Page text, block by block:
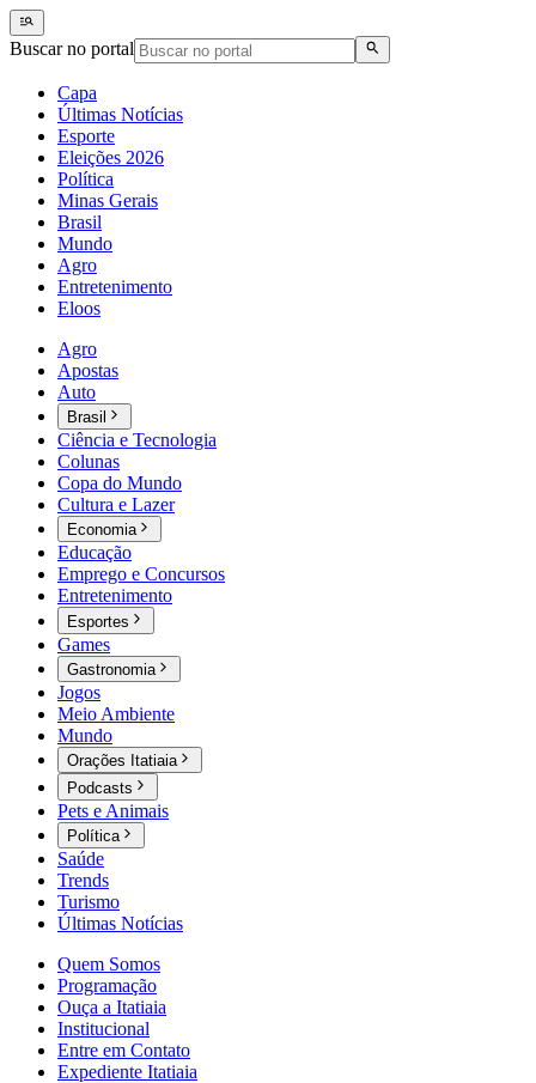
Buscar no portal
Capa
Últimas Notícias
Esporte
Eleições 2026
Política
Minas Gerais
Brasil
Mundo
Agro
Entretenimento
Eloos
Agro
Apostas
Auto
Brasil
Ciência e Tecnologia
Colunas
Copa do Mundo
Cultura e Lazer
Economia
Educação
Emprego e Concursos
Entretenimento
Esportes
Games
Gastronomia
Jogos
Meio Ambiente
Mundo
Orações Itatiaia
Podcasts
Pets e Animais
Política
Saúde
Trends
Turismo
Últimas Notícias
Quem Somos
Programação
Ouça a Itatiaia
Institucional
Entre em Contato
Expediente Itatiaia